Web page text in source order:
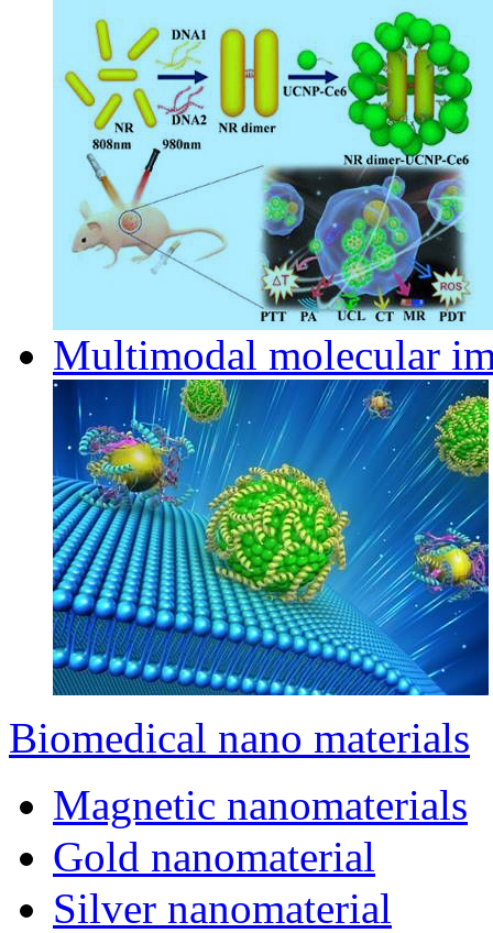
Multimodal molecular
Biomedical nano materials
Magnetic nanomaterials
Gold nanomaterial
Silver nanomaterial